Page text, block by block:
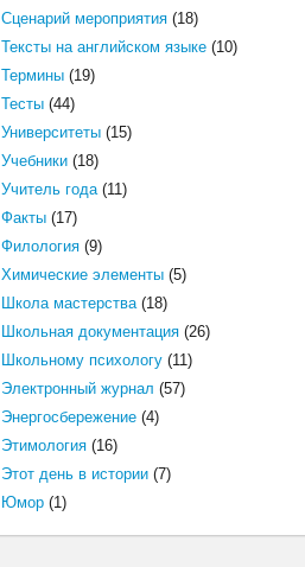
Сценарий мероприятия(18)
Тексты на английском языке(10)
Термины(19)
Тесты(44)
Университеты(15)
Учебники(18)
Учитель года(11)
Факты(17)
Филология(9)
Химические элементы(5)
Школа мастерства(18)
Школьная документация(26)
Школьному психологу(11)
Электронный журнал (57)
Энергосбережение(4)
Этимология(16)
Этот день в истории(7)
Юмор(1)